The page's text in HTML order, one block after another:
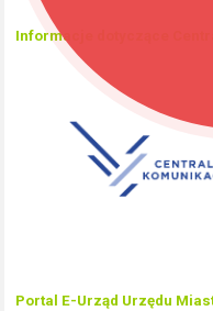
Informacje dotyczące
Portal E-Urząd Urzędu